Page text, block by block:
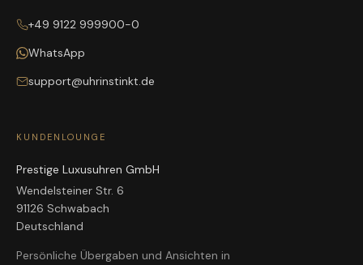
+49 9122 999900-0
WhatsApp
support@uhrinstinkt.de
KUNDENLOUNGE
Prestige Luxusuhren GmbH
Wendelsteiner Str. 6
91126 Schwabach
Deutschland
Persönliche Übergaben und Ansichten in